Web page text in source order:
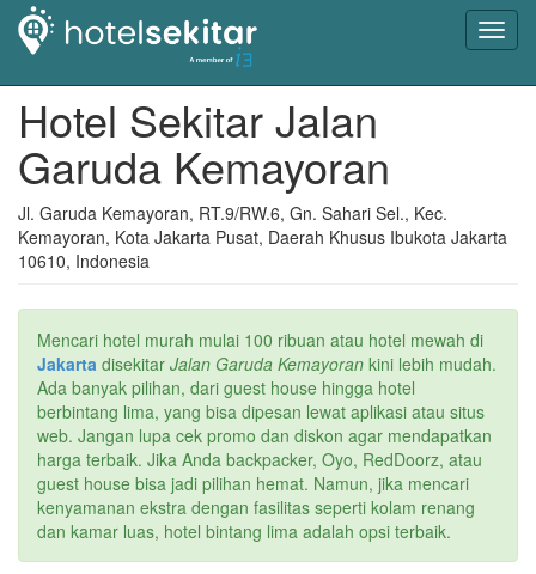
Hotel Sekitar Jalan
Garuda Kemayoran
Jl. Garuda Kemayoran, RT.9/RW.6, Gn. Sahari Sel., Kec.
Kemayoran, Kota Jakarta Pusat, Daerah Khusus Ibukota Jakarta
10610, Indonesia
Mencari hotel murah mulai 100 ribuan atau hotel mewah di
Jakarta disekitar Jalan Garuda Kemayoran kini lebih mudah.
Ada banyak pilihan, dari guest house hingga hotel
berbintang lima, yang bisa dipesan lewat aplikasi atau situs
web. Jangan lupa cek promo dan diskon agar mendapatkan
harga terbaik. Jika Anda backpacker, Oyo, RedDoorz, atau
guest house bisa jadi pilihan hemat. Namun, jika mencari
kenyamanan ekstra dengan fasilitas seperti kolam renang
dan kamar luas, hotel bintang lima adalah opsi terbaik.